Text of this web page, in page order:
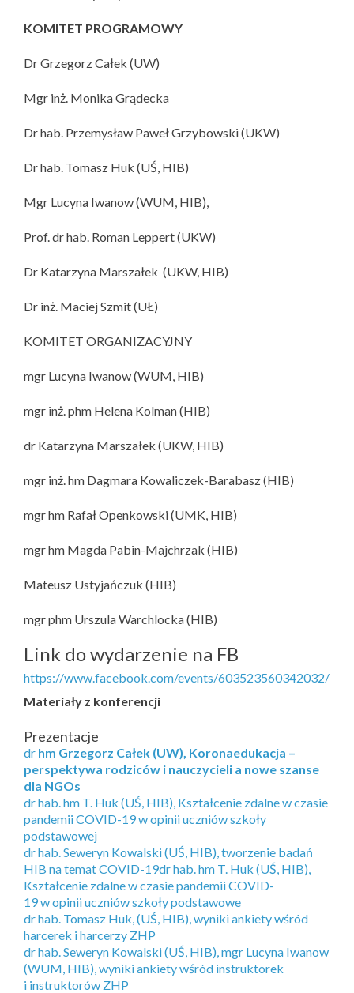
KOMITET PROGRAMOWY
Dr Grzegorz Całek (UW)
Mgr inż. Monika Grądecka
Dr hab. Przemysław Paweł Grzybowski (UKW)
Dr hab. Tomasz Huk (UŚ, HIB)
Mgr Lucyna Iwanow (WUM, HIB),
Prof. dr hab. Roman Leppert (UKW)
Dr Katarzyna Marszałek (UKW, HIB)
Dr inż. Maciej Szmit (UŁ)
KOMITET ORGANIZACYJNY
mgr Lucyna Iwanow (WUM, HIB)
mgr inż. phm Helena Kolman (HIB)
dr Katarzyna Marszałek (UKW, HIB)
mgr inż. hm Dagmara Kowaliczek-Barabasz (HIB)
mgr hm Rafał Openkowski (UMK, HIB)
mgr hm Magda Pabin-Majchrzak (HIB)
Mateusz Ustyjańczuk (HIB)
mgr phm Urszula Warchlocka (HIB)
Link do wydarzenie na FB
https://www.facebook.com/events/603523560342032/
Materiały z konferencji
Prezentacje
dr hm Grzegorz Całek (UW), Koronaedukacja –
perspektywa rodziców i nauczycieli a nowe szanse
dla NGOs
dr hab. hm T. Huk (UŚ, HIB), Kształcenie zdalne w czasie
pandemii COVID-19 w opinii uczniów szkoły
podstawowej
dr hab. Seweryn Kowalski (UŚ, HIB), tworzenie badań
HIB na temat COVID-19dr hab. hm T. Huk (UŚ, HIB),
Kształcenie zdalne w czasie pandemii COVID-
19 w opinii uczniów szkoły podstawowe
dr hab. Tomasz Huk, (UŚ, HIB), wyniki ankiety wśród
harcerek i harcerzy ZHP
dr hab. Seweryn Kowalski (UŚ, HIB), mgr Lucyna Iwanow
(WUM, HIB), wyniki ankiety wśród instruktorek
i instruktorów ZHP